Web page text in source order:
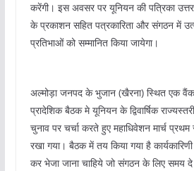
करेंगी। इस अवसर पर यूनियन की पत्रिका
के प्रकाशन सहित पत्रकारिता और संगठन में
प्रतिभाओं को सम्मानित किया जायेगा।
अल्मोड़ा जनपद के भुजान (खैरना) स्थित एक
प्रादेशिक बैठक मे यूनियन के द्विवार्षिक
चुनाव पर चर्चा करते हुए महाधिवेशन मार्च
रखा गया। बैठक में तय किया गया है
कर भेजा जाना चाहिये जो संगठन के लिए समय